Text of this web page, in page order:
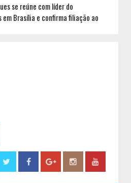
se reúne com líder do
Brasília e confirma filiação ao